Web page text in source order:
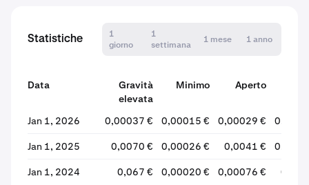
Statistiche
1
giorno
1
settimana
1 mese 1 anno
Data
Gravità
elevata
Minimo Aperto
Jan 1, 2026 0,00037 € 0,00015 € 0,00029 €
Jan 1, 2025 0,0070 € 0,00026 € 0,0041 €
Jan 1, 2024 0,067 € 0,00020 € 0,00076 €